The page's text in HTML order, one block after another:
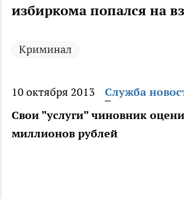
избиркома попался на
Криминал
10 октября 2013
Служба
Свои "услуги" чиновник
миллионов рублей